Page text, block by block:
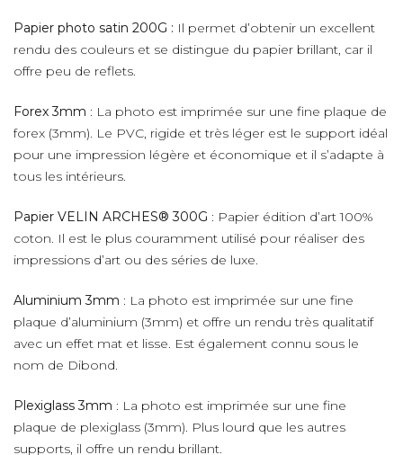
Papier photo satin 200G : Il permet d’obtenir un excellent
rendu des couleurs et se distingue du papier brillant, car il
offre peu de reflets.
Forex 3mm : La photo est imprimée sur une fine plaque de
forex (3mm). Le PVC, rigide et très léger est le support idéal
pour une impression légère et économique et il s’adapte à
tous les intérieurs.
Papier VELIN ARCHES® 300G : Papier édition d’art 100%
coton. Il est le plus couramment utilisé pour réaliser des
impressions d’art ou des séries de luxe.
Aluminium 3mm : La photo est imprimée sur une fine
plaque d’aluminium (3mm) et offre un rendu très qualitatif
avec un effet mat et lisse. Est également connu sous le
nom de Dibond.
Plexiglass 3mm : La photo est imprimée sur une fine
plaque de plexiglass (3mm). Plus lourd que les autres
supports, il offre un rendu brillant.